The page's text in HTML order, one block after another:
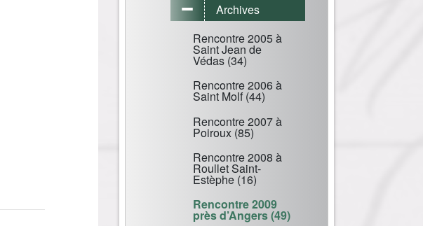
Archives
Rencontre 2005 à
Saint Jean de
Védas (34)
Rencontre 2006 à
Saint Molf (44)
Rencontre 2007 à
Poiroux (85)
Rencontre 2008 à
Roullet Saint-
Estèphe (16)
Rencontre 2009
près d’Angers (49)